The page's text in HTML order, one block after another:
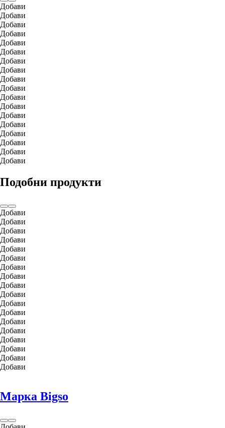
Добави
Добави
Добави
Добави
Добави
Добави
Добави
Добави
Добави
Добави
Добави
Добави
Добави
Добави
Добави
Добави
Добави
Добави
Подобни продукти
Добави
Добави
Добави
Добави
Добави
Добави
Добави
Добави
Добави
Добави
Добави
Добави
Добави
Добави
Добави
Добави
Добави
Добави
Марка Bigso